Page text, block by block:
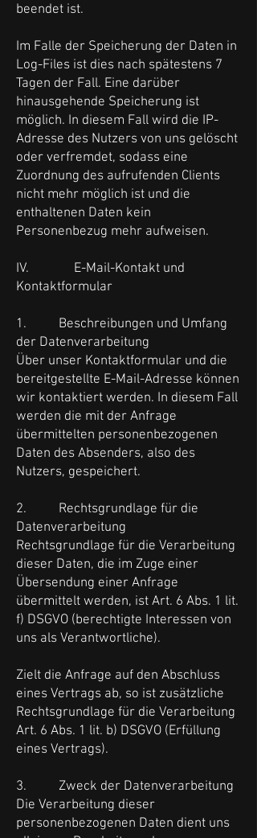
beendet ist.
Im Falle der Speicherung der Daten in
Log-Files ist dies nach spätestens 7
Tagen der Fall. Eine darüber
hinausgehende Speicherung ist
möglich. In diesem Fall wird die IP-
Adresse des Nutzers von uns gelöscht
oder verfremdet, sodass eine
Zuordnung des aufrufenden Clients
nicht mehr möglich ist und die
enthaltenen Daten kein
Personenbezug mehr aufweisen.
IV. E-Mail-Kontakt und
Kontaktformular
1. Beschreibungen und Umfang
der Datenverarbeitung
Über unser Kontaktformular und die
bereitgestellte E-Mail-Adresse können
wir kontaktiert werden. In diesem Fall
werden die mit der Anfrage
übermittelten personenbezogenen
Daten des Absenders, also des
Nutzers, gespeichert.
2. Rechtsgrundlage für die
Datenverarbeitung
Rechtsgrundlage für die Verarbeitung
dieser Daten, die im Zuge einer
Übersendung einer Anfrage
übermittelt werden, ist Art. 6 Abs. 1 lit.
f) DSGVO (berechtigte Interessen von
uns als Verantwortliche).
Zielt die Anfrage auf den Abschluss
eines Vertrags ab, so ist zusätzliche
Rechtsgrundlage für die Verarbeitung
Art. 6 Abs. 1 lit. b) DSGVO (Erfüllung
eines Vertrags).
3. Zweck der Datenverarbeitung
Die Verarbeitung dieser
personenbezogenen Daten dient uns